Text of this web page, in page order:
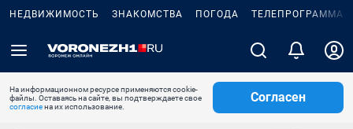
НЕДВИЖИМОСТЬ ЗНАКОМСТВА ПОГОДА ТЕЛЕПРОГРАММА
На информационном ресурсе применяются cookie-
файлы. Оставаясь на сайте, вы подтверждаете свое
согласиена их использование.
Согласен